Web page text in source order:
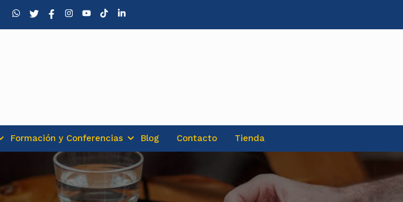
Formación y Conferencias Blog Contacto Tienda